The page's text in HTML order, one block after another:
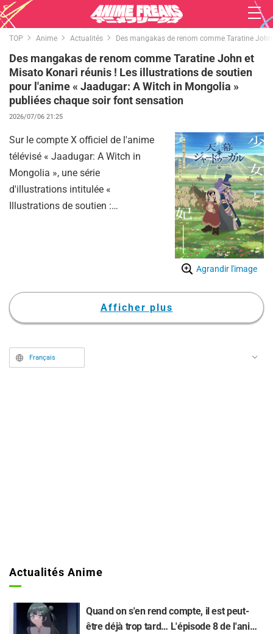
TOP Anime Actualités Des mangakas de renom comme Taratine
Des mangakas de renom comme Taratine John et
Misato Konari réunis ! Les illustrations de soutien
pour l'anime « Jaadugar: A Witch in Mongolia »
publiées chaque soir font sensation
2026/07/06 21:25
Agrandir l'image
Sur le compte X officiel de l'anime
télévisé « Jaadugar: A Witch in
Mongolia », une série
d'illustrations intitulée «
Illustrations de soutien :
réactions parmi les fans.Afficher plus
Français
Actualités Anime
Quand on s'en rend compte, il est peut-
être déjà trop tard… L'épisode 8 de l'anime